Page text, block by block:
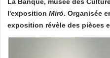
l'exposition Miró. Organisée
exposition révèle des pièces